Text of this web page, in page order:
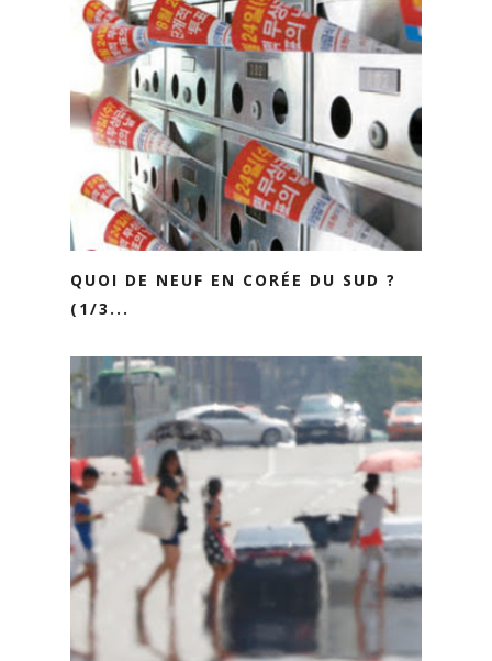
QUOI DE NEUF EN CORÉE DU SUD ?
(1/3...